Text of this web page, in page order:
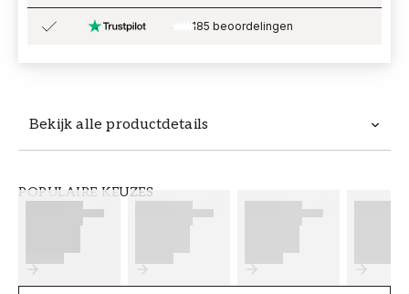
Bekijk alle productdetails
ARTIKELNUMMER
FT38-000-W0000 Wallpassion
POPULAIRE KEUZES
185 beoordelingen